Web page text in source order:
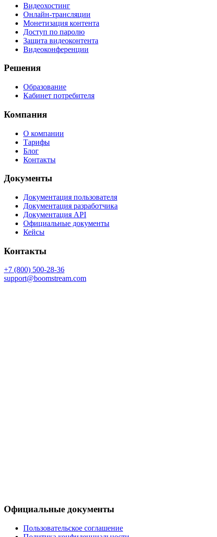
Видеохостинг
Онлайн-трансляции
Монетизация контента
Доступ по паролю
Защита видеоконтента
Видеоконференции
Решения
Образование
Кабинет потребителя
Компания
О компании
Тарифы
Блог
Контакты
Документы
Документация пользователя
Документация разработчика
Документация API
Официальные документы
Кейсы
Контакты
+7 (800) 500-28-36
support@boomstream.com
Официальные документы
Пользовательское соглашение